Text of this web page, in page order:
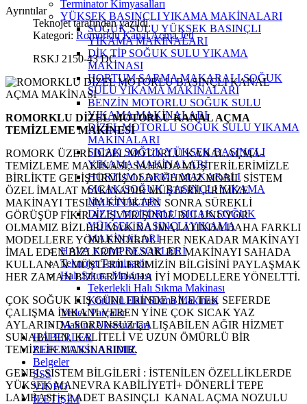
Terminator Kimyasalları
YÜKSEK BASINÇLI YIKAMA MAKİNALARI
SOĞUK SULU YÜKSEK BASINÇLI
YIKAMA MAKİNALARI
DİK TİP SOĞUK SULU YIKAMA
MAKİNASI
HORTUM SARMA MAKARALI SOĞUK
SULU YIKAMA MAKİNALARI
BENZİN MOTORLU SOĞUK SULU
YIKAMA MAKİNALARI
DİZEL MOTORLU SOĞUK SULU YIKAMA
MAKİNALARI
SICAK SOĞUK YÜKSEK BASINÇLI
YIKAMA MAKİNALARI
HORTUM SARMA MAKARALI
SICAK/SOĞUK BASINÇLI YIKAMA
MAKİNALARI
DİZEL MOTORLU SICAK SOĞUK
YÜKSEK BASINÇLI YIKAMA
MAKİNALARI
HAVA KOMPRESORLERİ
Teknojet Terminatör
Halı Sıkma Makinası
Tekerlekli Halı Sıkma Makinası
Körüklü Halı Sıkma Makinası
Yedek Parçalar
Makina Aksesuarları
HABERLER
REFERANSLARIMIZ
Belgeler
SSS
VİDEO
İLETİŞİM
Ayrıntılar
Teknojettarafından yazıldı.
Kategori: Romorklu Kanal Açma Jeti
RSKJ 2150-43 DC
ROMORKLU DİZEL MOTORLU KANAL AÇMA
TEMİZLEME MAKİNESİ
ROMORK ÜZERİ DİZEL MOTORLU KANAL AÇMA-
TEMİZLEME MAKİNASI; SAHADA MÜŞTERİLERİMİZLE
BİRLİKTE GELİŞTİRMİŞ OLDUĞUMUZ MOBİL SİSTEM
ÖZEL İMALAT MAKİNADIR.MÜŞTERİLERİMİZE
MAKİNAYI TESLİM ETTİKTEN SONRA SÜREKLİ
GÖRÜŞÜP FİKİR ALIŞVERİŞİNDE BULUNUYOR
OLMAMIZ BİZLERİ MAKİNA İMALATINDA DAHA FARKLI
MODELLERE YÖNLENDİRDİ. HER NEKADAR MAKİNAYI
İMAL EDEN BİZLERDE OLSAK BU MAKİNAYI SAHADA
KULLANAN MÜŞTERİLERİMİZİN BİLGİSİNİ PAYLAŞMAK
HER ZAMAN BİZLERİ DAHA İYİ MODELLERE YÖNELTTİ.
ÇOK SOĞUK KIŞ GÜNLERİNDE BİLE TEK SEFERDE
ÇALIŞMA İMKANI VEREN YİNE ÇOK SICAK YAZ
AYLARINDA SORUNSUZ ÇALIŞABİLEN AĞIR HİZMET
SUNABİLEN, KALİTELİ VE UZUN ÖMÜRLÜ BİR
TEMİZLİK MAKİNASIDIR.
GENEL SİSTEM BİLGİLERİ : İSTENİLEN ÖZELLİKLERDE
YÜKSEK MANEVRA KABİLİYETİ+ DÖNERLİ TEPE
LAMBASI + 2 ADET BASINÇLI KANAL AÇMA NOZULU